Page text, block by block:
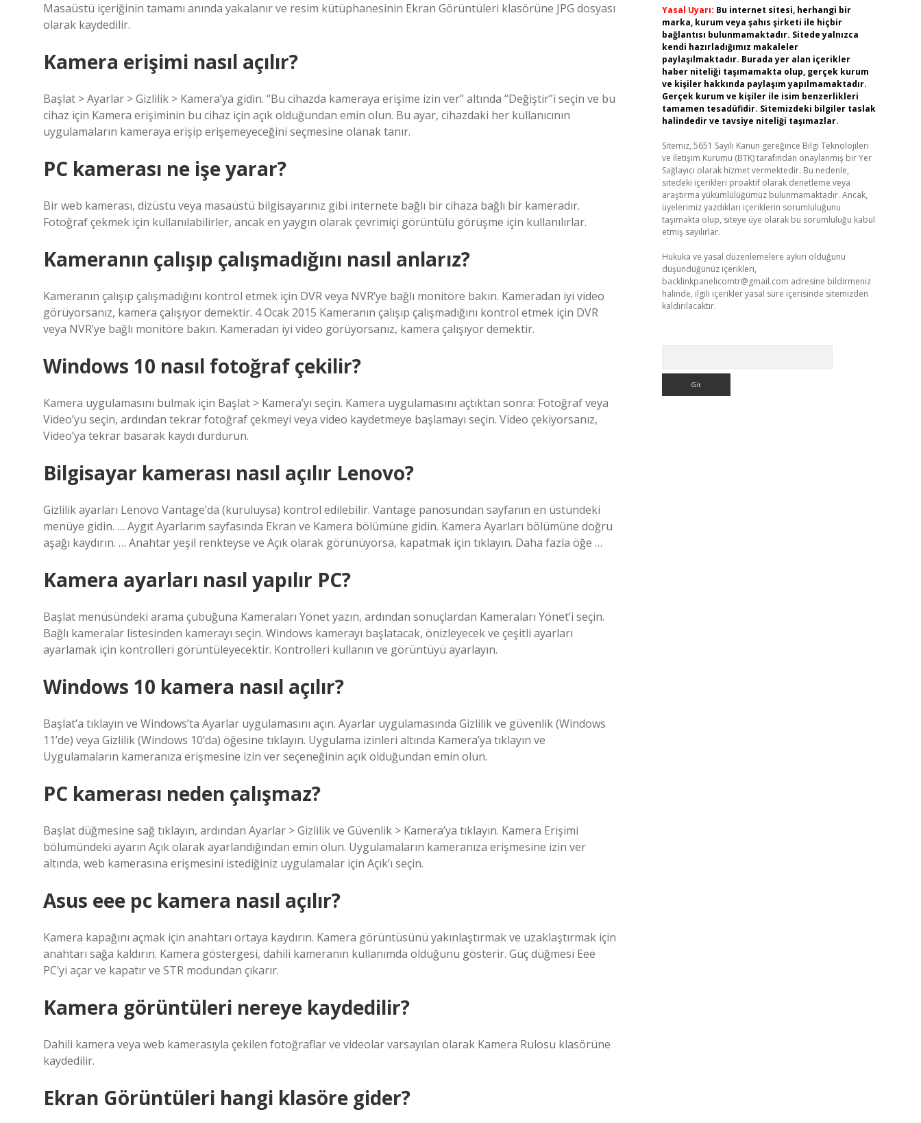
Masaüstü içeriğinin tamamı anında yakalanır ve resim kütüphanesinin Ekran Görüntüleri klasörüne JPG dosyası
olarak kaydedilir.
Kamera erişimi nasıl açılır?
Başlat > Ayarlar > Gizlilik > Kamera’ya gidin. “Bu cihazda kameraya erişime izin ver” altında “Değiştir”i seçin ve bu
cihaz için Kamera erişiminin bu cihaz için açık olduğundan emin olun. Bu ayar, cihazdaki her kullanıcının
uygulamaların kameraya erişip erişemeyeceğini seçmesine olanak tanır.
PC kamerası ne işe yarar?
Bir web kamerası, dizüstü veya masaüstü bilgisayarınız gibi internete bağlı bir cihaza bağlı bir kameradır.
Fotoğraf çekmek için kullanılabilirler, ancak en yaygın olarak çevrimiçi görüntülü görüşme için kullanılırlar.
Kameranın çalışıp çalışmadığını nasıl anlarız?
Kameranın çalışıp çalışmadığını kontrol etmek için DVR veya NVR’ye bağlı monitöre bakın. Kameradan iyi video
görüyorsanız, kamera çalışıyor demektir. 4 Ocak 2015 Kameranın çalışıp çalışmadığını kontrol etmek için DVR
veya NVR’ye bağlı monitöre bakın. Kameradan iyi video görüyorsanız, kamera çalışıyor demektir.
Windows 10 nasıl fotoğraf çekilir?
Kamera uygulamasını bulmak için Başlat > Kamera’yı seçin. Kamera uygulamasını açtıktan sonra: Fotoğraf veya
Video’yu seçin, ardından tekrar fotoğraf çekmeyi veya video kaydetmeye başlamayı seçin. Video çekiyorsanız,
Video’ya tekrar basarak kaydı durdurun.
Bilgisayar kamerası nasıl açılır Lenovo?
Gizlilik ayarları Lenovo Vantage’da (kuruluysa) kontrol edilebilir. Vantage panosundan sayfanın en üstündeki
menüye gidin. … Aygıt Ayarlarım sayfasında Ekran ve Kamera bölümüne gidin. Kamera Ayarları bölümüne doğru
aşağı kaydırın. … Anahtar yeşil renkteyse ve Açık olarak görünüyorsa, kapatmak için tıklayın. Daha fazla öğe …
Kamera ayarları nasıl yapılır PC?
Başlat menüsündeki arama çubuğuna Kameraları Yönet yazın, ardından sonuçlardan Kameraları Yönet’i seçin.
Bağlı kameralar listesinden kamerayı seçin. Windows kamerayı başlatacak, önizleyecek ve çeşitli ayarları
ayarlamak için kontrolleri görüntüleyecektir. Kontrolleri kullanın ve görüntüyü ayarlayın.
Windows 10 kamera nasıl açılır?
Başlat’a tıklayın ve Windows’ta Ayarlar uygulamasını açın. Ayarlar uygulamasında Gizlilik ve güvenlik (Windows
11’de) veya Gizlilik (Windows 10’da) öğesine tıklayın. Uygulama izinleri altında Kamera’ya tıklayın ve
Uygulamaların kameranıza erişmesine izin ver seçeneğinin açık olduğundan emin olun.
PC kamerası neden çalışmaz?
Başlat düğmesine sağ tıklayın, ardından Ayarlar > Gizlilik ve Güvenlik > Kamera’ya tıklayın. Kamera Erişimi
bölümündeki ayarın Açık olarak ayarlandığından emin olun. Uygulamaların kameranıza erişmesine izin ver
altında, web kamerasına erişmesini istediğiniz uygulamalar için Açık’ı seçin.
Asus eee pc kamera nasıl açılır?
Kamera kapağını açmak için anahtarı ortaya kaydırın. Kamera görüntüsünü yakınlaştırmak ve uzaklaştırmak için
anahtarı sağa kaldırın. Kamera göstergesi, dahili kameranın kullanımda olduğunu gösterir. Güç düğmesi Eee
PC’yi açar ve kapatır ve STR modundan çıkarır.
Kamera görüntüleri nereye kaydedilir?
Dahili kamera veya web kamerasıyla çekilen fotoğraflar ve videolar varsayılan olarak Kamera Rulosu klasörüne
kaydedilir.
Ekran Görüntüleri hangi klasöre gider?
Yasal Uyarı: Bu internet sitesi, herhangi bir
marka, kurum veya şahıs şirketi ile hiçbir
bağlantısı bulunmamaktadır. Sitede yalnızca
kendi hazırladığımız makaleler
paylaşılmaktadır. Burada yer alan içerikler
haber niteliği taşımamakta olup, gerçek kurum
ve kişiler hakkında paylaşım yapılmamaktadır.
Gerçek kurum ve kişiler ile isim benzerlikleri
tamamen tesadüfidir. Sitemizdeki bilgiler taslak
halindedir ve tavsiye niteliği taşımazlar.
Sitemiz, 5651 Sayılı Kanun gereğince Bilgi Teknolojileri
ve İletişim Kurumu (BTK) tarafından onaylanmış bir Yer
Sağlayıcı olarak hizmet vermektedir. Bu nedenle,
sitedeki içerikleri proaktif olarak denetleme veya
araştırma yükümlülüğümüz bulunmamaktadır. Ancak,
üyelerimiz yazdıkları içeriklerin sorumluluğunu
taşımakta olup, siteye üye olarak bu sorumluluğu kabul
etmiş sayılırlar.
Hukuka ve yasal düzenlemelere aykırı olduğunu
düşündüğünüz içerikleri,
backlinkpanelicomtr@gmail.com adresine bildirmeniz
halinde, ilgili içerikler yasal süre içerisinde sitemizden
kaldırılacaktır.